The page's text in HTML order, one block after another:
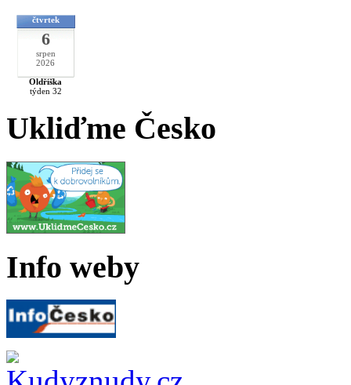
čtvrtek
6
srpen
2026
Oldřiška
týden 32
Ukliďme Česko
Info weby